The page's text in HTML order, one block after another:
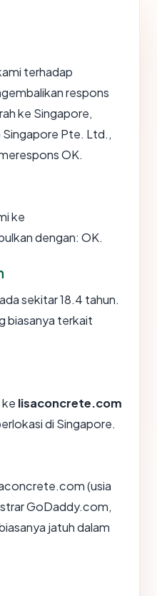
terhadap
respons
ke Singapore,
Pte. Ltd.,
OK.
ke
dengan: OK.
sekitar 18.4 tahun.
biasanya terkait
ke lisaconcrete.com
di Singapore.
(usia
GoDaddy.com,
jatuh dalam